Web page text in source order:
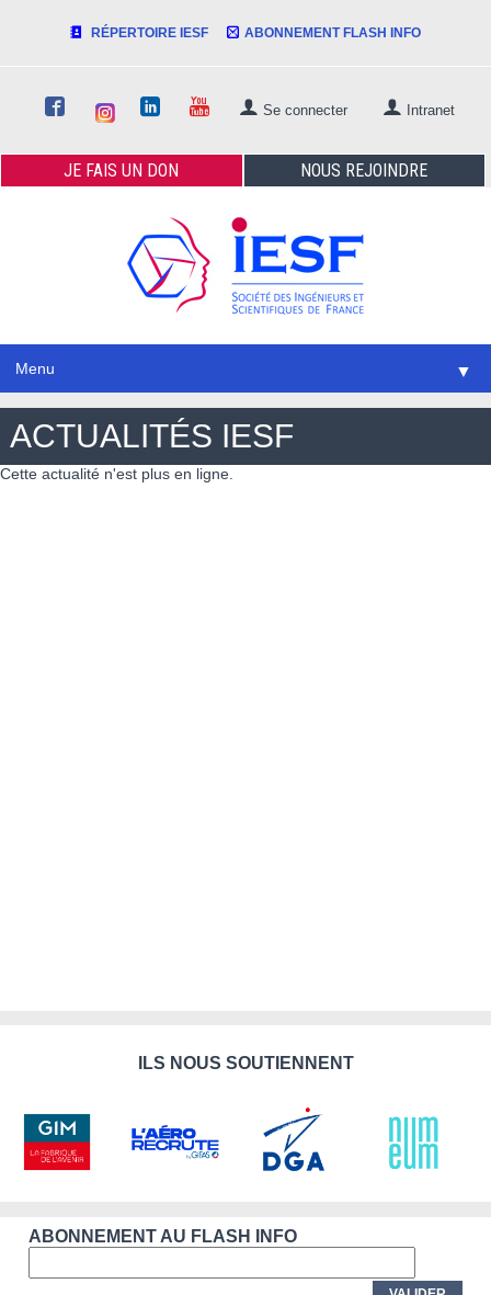
RÉPERTOIRE IESF ABONNEMENT FLASH INFO
Se connecter Intranet
JE FAISUN DON NOUS REJOINDRE
Menu ▼
ACTUALITÉS IESF
Cette actualité n'est plus en ligne.
ILS NOUS SOUTIENNENT
ABONNEMENT AU FLASH INFO